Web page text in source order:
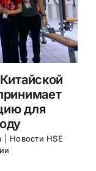
для
Новости HSE